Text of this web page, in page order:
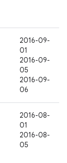
2016-09-
01
2016-09-
05
2016-09-
06
2016-08-
01
2016-08-
05